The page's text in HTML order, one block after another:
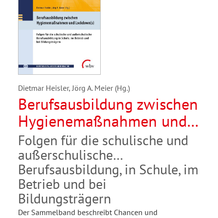
Dietmar Heisler, Jörg A. Meier (Hg.)
Berufsausbildung zwischen
Hygienemaßnahmen und
Lockdown(s)
Folgen für die schulische und
außerschulische
Berufsausbildung, in Schule, im
Betrieb und bei
Bildungsträgern
Der Sammelband beschreibt Chancen und